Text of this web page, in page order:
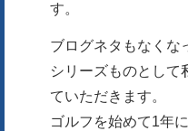
製造業様向け特設サイト
す。
ブログネタもなくな
シリーズものとして
ていただきます。
ゴルフを始めて1年